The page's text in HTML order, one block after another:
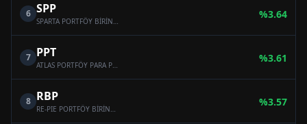
6 SPP
SPARTA PORTFÖY BİRİNCİ PARA PİYASASI (TL) FONU
%3.64
7 PPT
ATLAS PORTFÖY PARA PİYASASI (TL) FONU
%3.61
8 RBP
RE-PIE PORTFÖY BİRİNCİ PARA PİYASASI (TL) FONU
%3.57